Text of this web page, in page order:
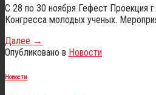
С 28 по 30 ноября Гефест Проекция
Конгресса молодых ученых.
Далее →
Опубликовано в Новости
Новости